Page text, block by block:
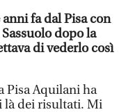
fa dal Pisa con
dopo la
di vederlo così
Pisa Aquilani ha
là dei risultati. Mi